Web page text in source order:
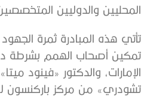
المحليين والدوليين
تأتي هذه المبادرة ثمرة
تمكين أصحاب الهمم بشرطة
الإمارات، والدكتور «فينود
تشودري» من مركز باركنسون